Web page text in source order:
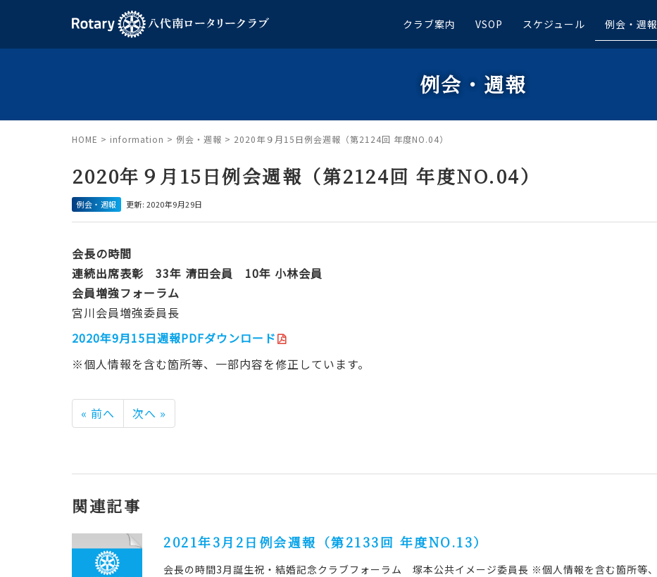
クラブ案内 VSOP スケジュール 例会・週報
例会・週報
HOME > information > 例会・週報 > 2020年９月15日例会週報（第2124回 年度NO.04）
2020年９月15日例会週報（第2124回 年度NO.04）
例会・週報 更新: 2020年9月29日
会長の時間
連続出席表彰 33年 清田会員 10年 小林会員
会員増強フォーラム
宮川会員増強委員長
2020年9月15日週報PDFダウンロード
※個人情報を含む箇所等、一部内容を修正しています。
« 前へ 次へ »
関連記事
2021年3月2日例会週報（第2133回 年度NO.13）
会長の時間3月誕生祝・結婚記念クラブフォーラム 塚本公共イメージ委員長 ※個人情報を含む箇所等、